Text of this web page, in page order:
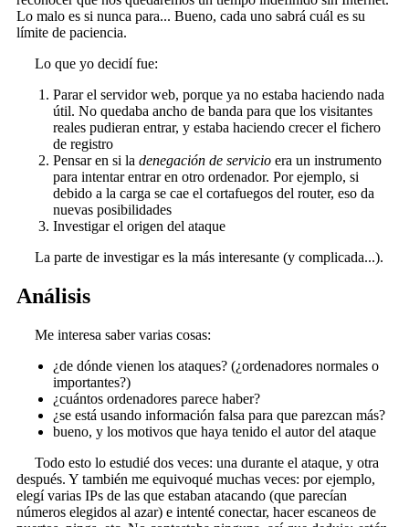
Lo malo es si nunca para... Bueno, cada uno sabrá cuál es su
límite de paciencia.
Lo que yo decidí fue:
Parar el servidor web, porque ya no estaba haciendo nada
útil. No quedaba ancho de banda para que los visitantes
reales pudieran entrar, y estaba haciendo crecer el fichero
de registro
Pensar en si la denegación de servicioera un instrumento
para intentar entrar en otro ordenador. Por ejemplo, si
debido a la carga se cae el cortafuegos del router, eso da
nuevas posibilidades
Investigar el origen del ataque
La parte de investigar es la más interesante (y complicada...).
Análisis
Me interesa saber varias cosas:
¿de dónde vienen los ataques? (¿ordenadores normales o
importantes?)
¿cuántos ordenadores parece haber?
¿se está usando información falsa para que parezcan más?
bueno, y los motivos que haya tenido el autor del ataque
Todo esto lo estudié dos veces: una durante el ataque, y otra
después. Y también me equivoqué muchas veces: por ejemplo,
elegí varias IPs de las que estaban atacando (que parecían
números elegidos al azar) e intenté conectar, hacer escaneos de